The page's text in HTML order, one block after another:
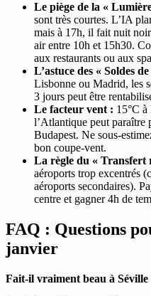
Le piège de la «
sont très courtes. L’IA
mais à 17h, il fait nuit
air entre 10h et 15h30.
aux restaurants ou aux
L’astuce des « Soldes
Lisbonne ou Madrid, les
3 jours peut être
Le facteur vent : 15°C
l’Atlantique peut paraître
Budapest. Ne sous-
bon coupe-vent.
La règle du « Transfert
aéroports trop excentrés
aéroports secondaires).
centre et gagner 4h de
FAQ : Questions
janvier
Fait-il vraiment beau à